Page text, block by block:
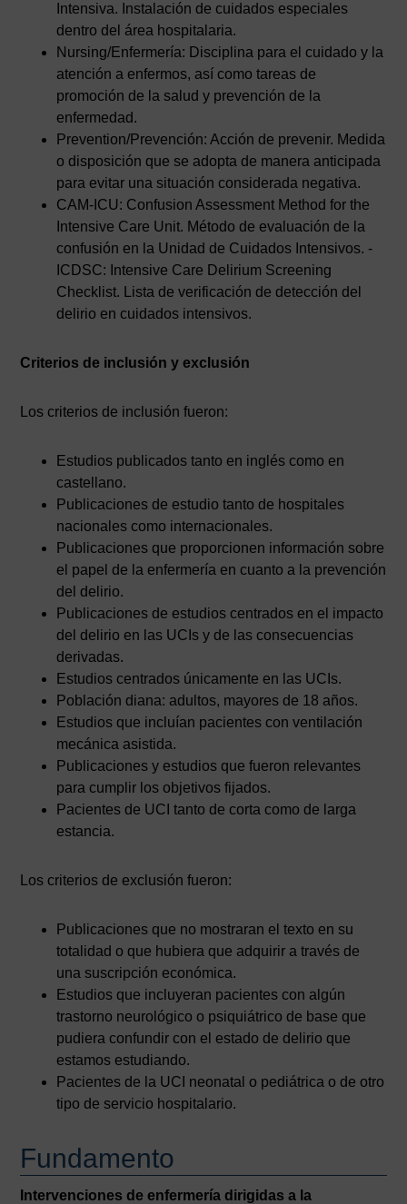
Intensiva. Instalación de cuidados especiales
dentro del área hospitalaria.
Nursing/Enfermería: Disciplina para el cuidado y la
atención a enfermos, así como tareas de
promoción de la salud y prevención de la
enfermedad.
Prevention/Prevención: Acción de prevenir. Medida
o disposición que se adopta de manera anticipada
para evitar una situación considerada negativa.
CAM-ICU: Confusion Assessment Method for the
Intensive Care Unit. Método de evaluación de la
confusión en la Unidad de Cuidados Intensivos. -
ICDSC: Intensive Care Delirium Screening
Checklist. Lista de verificación de detección del
delirio en cuidados intensivos.
Criterios de inclusión y exclusión
Los criterios de inclusión fueron:
Estudios publicados tanto en inglés como en
castellano.
Publicaciones de estudio tanto de hospitales
nacionales como internacionales.
Publicaciones que proporcionen información sobre
el papel de la enfermería en cuanto a la prevención
del delirio.
Publicaciones de estudios centrados en el impacto
del delirio en las UCIs y de las consecuencias
derivadas.
Estudios centrados únicamente en las UCIs.
Población diana: adultos, mayores de 18 años.
Estudios que incluían pacientes con ventilación
mecánica asistida.
Publicaciones y estudios que fueron relevantes
para cumplir los objetivos fijados.
Pacientes de UCI tanto de corta como de larga
estancia.
Los criterios de exclusión fueron:
Publicaciones que no mostraran el texto en su
totalidad o que hubiera que adquirir a través de
una suscripción económica.
Estudios que incluyeran pacientes con algún
trastorno neurológico o psiquiátrico de base que
pudiera confundir con el estado de delirio que
estamos estudiando.
Pacientes de la UCI neonatal o pediátrica o de otro
tipo de servicio hospitalario.
Fundamento
Intervenciones de enfermería dirigidas a la